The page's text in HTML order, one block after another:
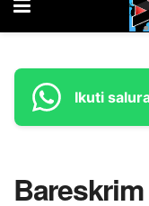
Ikuti